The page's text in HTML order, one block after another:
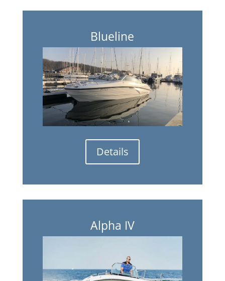
Blueline
Details
Alpha IV